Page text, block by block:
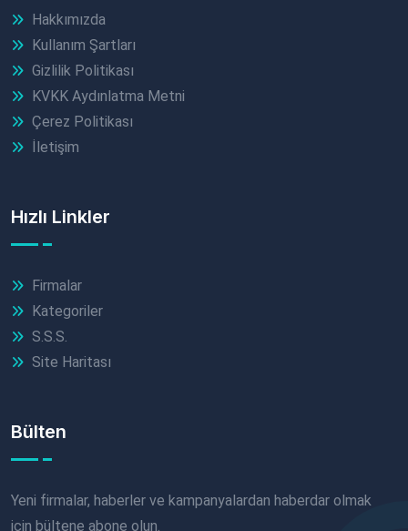
Hakkımızda
Kullanım Şartları
Gizlilik Politikası
KVKK Aydınlatma Metni
Çerez Politikası
İletişim
Hızlı Linkler
Firmalar
Kategoriler
S.S.S.
Site Haritası
Bülten
Yeni firmalar, haberler ve kampanyalardan haberdar olmak
için bültene abone olun.